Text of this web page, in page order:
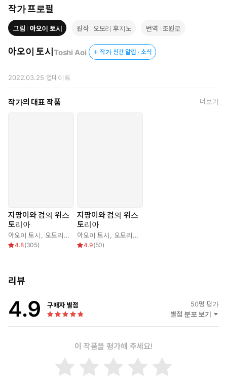
작가 프로필
그림 아오이 토시 원작 오모리 후지노 번역 조원로
아오이 토시 Toshi Aoi 작가 신간 알림 · 소식
2022.03.25 업데이트
작가의 대표 작품 더보기
지팡이와 검의 위스
토리아
아오이 토시 오모리 후지노 ,조원로
4.8(305)
지팡이와 검의 위스
토리아
아오이 토시 오모리 후지노
4.9(50)
리뷰
4.9 구매자 별점 50명 평가
별점 분포 보기
이 작품을 평가해 주세요!